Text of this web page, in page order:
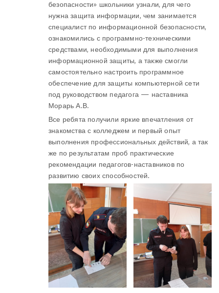
безопасности» школьники узнали, для чего
нужна защита информации, чем занимается
специалист по информационной безопасности,
ознакомились с программно-техническими
средствами, необходимыми для выполнения
информационной защиты, а также смогли
самостоятельно настроить программное
обеспечение для защиты компьютерной сети
под руководством педагога — наставника
Морарь А.В.
Все ребята получили яркие впечатления от
знакомства с колледжем и первый опыт
выполнения профессиональных действий, а так
же по результатам проб практические
рекомендации педагогов-наставников по
развитию своих способностей.